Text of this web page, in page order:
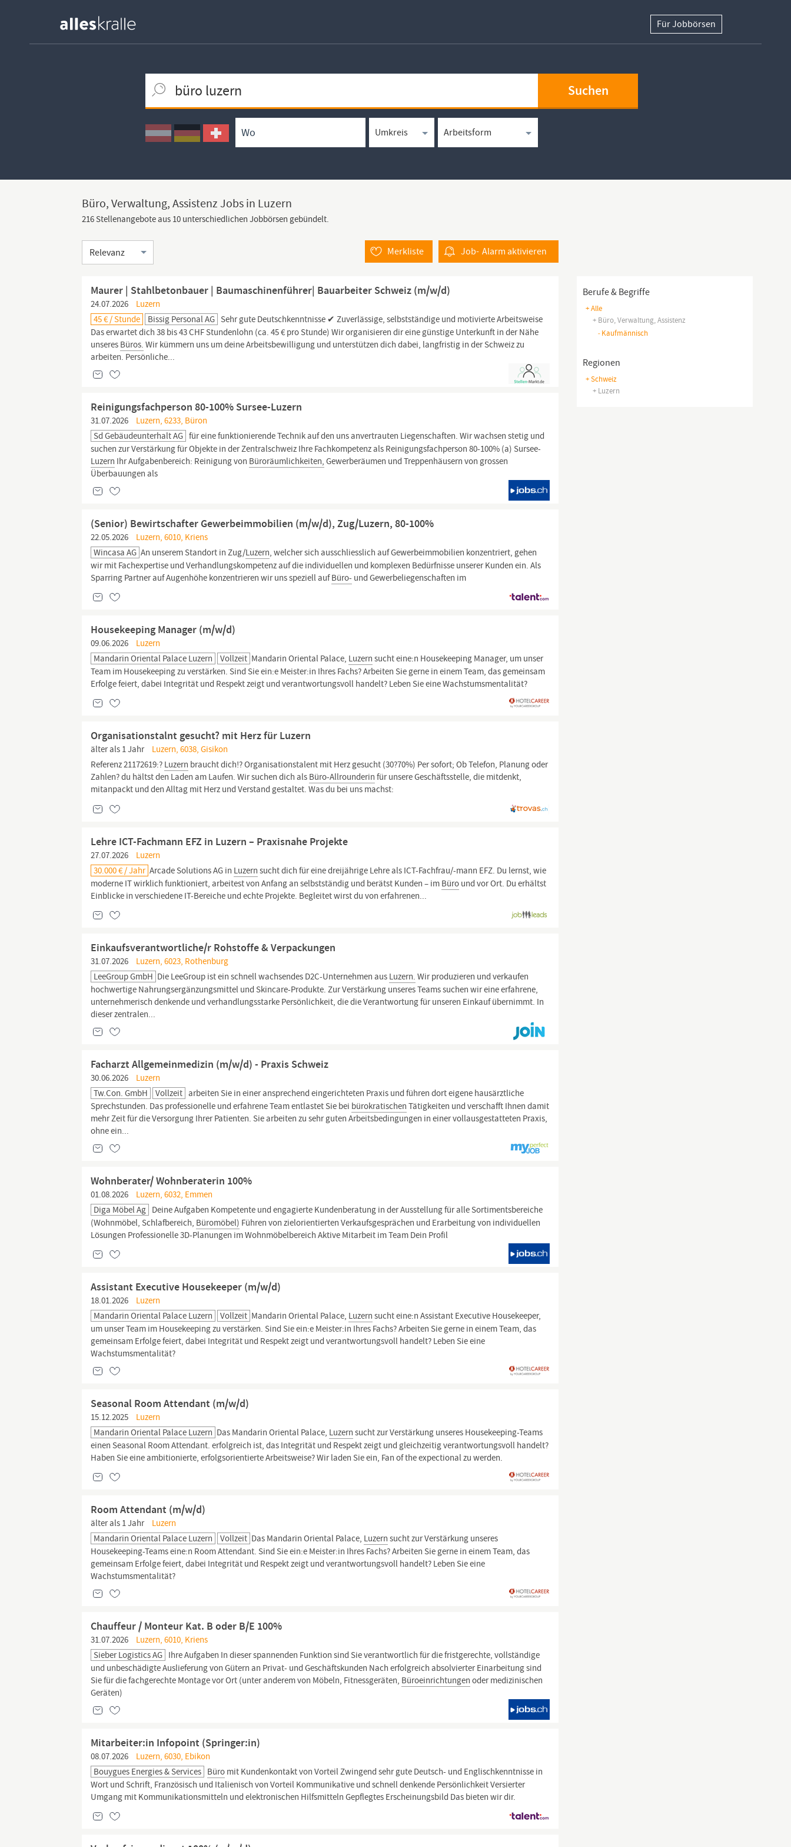
Für Jobbörsen
Ortssuche
Umkreissuche
Arbeitsform
Berufe & Begriffe
+ Alle
+ Büro, Verwaltung, Assistenz
-Kaufmännisch
Regionen
+ Schweiz
+ Luzern
Büro, Verwaltung, Assistenz Jobs in Luzern
216 Stellenangebote aus 10 unterschiedlichen Jobbörsen gebündelt.
Sortierung Job- Alarmaktivieren
Merkliste
Maurer | Stahlbetonbauer | Baumaschinenführer| Bauarbeiter Schweiz (m/w/d)
24.07.2026
Luzern
45 € / Stunde
Bissig Personal AG Sehr gute Deutschkenntnisse ✔ Zuverlässige, selbstständige und motivierte Arbeitsweise
Das erwartet dich 38 bis 43 CHF Stundenlohn (ca. 45 € pro Stunde) Wir organisieren dir eine günstige Unterkunft in der Nähe
unseres Büros. Wir kümmern uns um deine Arbeitsbewilligung und unterstützen dich dabei, langfristig in der Schweiz zu
arbeiten. Persönliche...
Reinigungsfachperson 80-100% Sursee-Luzern
31.07.2026
Luzern, 6233, Büron
Sd Gebäudeunterhalt AG für eine funktionierende Technik auf den uns anvertrauten Liegenschaften. Wir wachsen stetig und
suchen zur Verstärkung für Objekte in der Zentralschweiz Ihre Fachkompetenz als Reinigungsfachperson 80-100% (a) Sursee-
Luzern Ihr Aufgabenbereich: Reinigung von Büroräumlichkeiten, Gewerberäumen und Treppenhäusern von grossen
Überbauungen als
(Senior) Bewirtschafter Gewerbeimmobilien (m/w/d), Zug/Luzern, 80-100%
22.05.2026
Luzern, 6010, Kriens
Wincasa AG An unserem Standort in Zug/Luzern, welcher sich ausschliesslich auf Gewerbeimmobilien konzentriert, gehen
wir mit Fachexpertise und Verhandlungskompetenz auf die individuellen und komplexen Bedürfnisse unserer Kunden ein. Als
Sparring Partner auf Augenhöhe konzentrieren wir uns speziell aufBüro- und Gewerbeliegenschaften im
Housekeeping Manager (m/w/d)
09.06.2026
Luzern
Mandarin Oriental Palace Luzern
Vollzeit Mandarin Oriental Palace, Luzern sucht eine:n Housekeeping Manager, um unser
Team im Housekeeping zu verstärken. Sind Sie ein:e Meister:in Ihres Fachs? Arbeiten Sie gerne in einem Team, das gemeinsam
Erfolge feiert, dabei Integrität und Respekt zeigt und verantwortungsvoll handelt? Leben Sie eine Wachstumsmentalität?
Organisationstalnt gesucht? mit Herz für Luzern
älter als 1 Jahr
Luzern, 6038, Gisikon
Referenz 21172619:? Luzern braucht dich!? Organisationstalent mit Herz gesucht (30?70%) Per sofort; Ob Telefon, Planung oder
Zahlen? du hältst den Laden am Laufen. Wir suchen dich als Büro-Allrounderin für unsere Geschäftsstelle, die mitdenkt,
mitanpackt und den Alltag mit Herz und Verstand gestaltet. Was du bei uns machst:
Lehre ICT-Fachmann EFZ in Luzern – Praxisnahe Projekte
27.07.2026
Luzern
30.000 € / Jahr Arcade Solutions AG in Luzern sucht dich für eine dreijährige Lehre als ICT-Fachfrau/-mann EFZ. Du lernst, wie
moderne IT wirklich funktioniert, arbeitest von Anfang an selbstständig und berätst Kunden – im Büro und vor Ort. Du erhältst
Einblicke in verschiedene IT-Bereiche und echte Projekte. Begleitet wirst du von erfahrenen...
Einkaufsverantwortliche/r Rohstoffe & Verpackungen
31.07.2026
Luzern, 6023, Rothenburg
LeeGroup GmbH Die LeeGroup ist ein schnell wachsendes D2C-Unternehmen aus Luzern. Wir produzieren und verkaufen
hochwertige Nahrungsergänzungsmittel und Skincare-Produkte. Zur Verstärkung unseres Teams suchen wir eine erfahrene,
unternehmerisch denkende und verhandlungsstarke Persönlichkeit, die die Verantwortung für unseren Einkauf übernimmt. In
dieser zentralen...
Facharzt Allgemeinmedizin (m/w/d) - Praxis Schweiz
30.06.2026
Luzern
Tw.con. GmbH
Vollzeit arbeiten Sie in einer ansprechend eingerichteten Praxis und führen dort eigene hausärztliche
Sprechstunden. Das professionelle und erfahrene Team entlastet Sie bei bürokratischen Tätigkeiten und verschafft Ihnen damit
mehr Zeit für die Versorgung Ihrer Patienten. Sie arbeiten zu sehr guten Arbeitsbedingungen in einer vollausgestatteten Praxis,
ohne ein...
Wohnberater/ Wohnberaterin 100%
01.08.2026
Luzern, 6032, Emmen
Diga Möbel Ag Deine Aufgaben Kompetente und engagierte Kundenberatung in der Ausstellung für alle Sortimentsbereiche
(Wohnmöbel, Schlafbereich, Büromöbel) Führen von zielorientierten Verkaufsgesprächen und Erarbeitung von individuellen
Lösungen Professionelle 3D-Planungen im Wohnmöbelbereich Aktive Mitarbeit im Team Dein Profil
Assistant Executive Housekeeper (m/w/d)
18.01.2026
Luzern
Mandarin Oriental Palace Luzern
Vollzeit Mandarin Oriental Palace, Luzern sucht eine:n Assistant Executive Housekeeper,
um unser Team im Housekeeping zu verstärken. Sind Sie ein:e Meister:in Ihres Fachs? Arbeiten Sie gerne in einem Team, das
gemeinsam Erfolge feiert, dabei Integrität und Respekt zeigt und verantwortungsvoll handelt? Leben Sie eine
Wachstumsmentalität?
Seasonal Room Attendant (m/w/d)
15.12.2025
Luzern
Mandarin Oriental Palace Luzern Das Mandarin Oriental Palace, Luzern sucht zur Verstärkung unseres Housekeeping-Teams
einen Seasonal Room Attendant. erfolgreich ist, das Integrität und Respekt zeigt und gleichzeitig verantwortungsvoll handelt?
Haben Sie eine ambitionierte, erfolgsorientierte Arbeitsweise? Wir laden Sie ein, Fan of the expectional zu werden.
Room Attendant (m/w/d)
älter als 1 Jahr
Luzern
Mandarin Oriental Palace Luzern
Vollzeit Das Mandarin Oriental Palace, Luzern sucht zur Verstärkung unseres
Housekeeping-Teams eine:n Room Attendant. Sind Sie ein:e Meister:in Ihres Fachs? Arbeiten Sie gerne in einem Team, das
gemeinsam Erfolge feiert, dabei Integrität und Respekt zeigt und verantwortungsvoll handelt? Leben Sie eine
Wachstumsmentalität?
Chauffeur / Monteur Kat. B oder B/E 100%
31.07.2026
Luzern, 6010, Kriens
Sieber Logistics AG Ihre Aufgaben In dieser spannenden Funktion sind Sie verantwortlich für die fristgerechte, vollständige
und unbeschädigte Auslieferung von Gütern an Privat- und Geschäftskunden Nach erfolgreich absolvierter Einarbeitung sind
Sie für die fachgerechte Montage vor Ort (unter anderem von Möbeln, Fitnessgeräten, Büroeinrichtungen oder medizinischen
Geräten)
Mitarbeiter:in Infopoint (Springer:in)
08.07.2026
Luzern, 6030, Ebikon
Bouygues Energies & Services Büro mit Kundenkontakt von Vorteil Zwingend sehr gute Deutsch- und Englischkenntnisse in
Wort und Schrift, Französisch und Italienisch von Vorteil Kommunikative und schnell denkende Persönlichkeit Versierter
Umgang mit Kommunikationsmitteln und elektronischen Hilfsmitteln Gepflegtes Erscheinungsbild Das bieten wir dir.